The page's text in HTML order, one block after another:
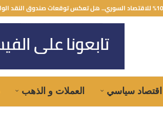
اقتصاد سياسي العملات و الذهب